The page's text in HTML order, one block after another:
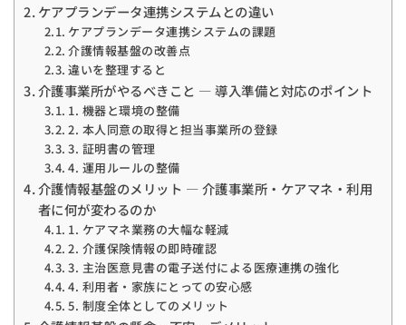
ケアプランデータ連携システムとの違い
ケアプランデータ連携システムの課題
介護情報基盤の改善点
違いを整理すると
介護事業所がやるべきこと ― 導入準備と対応のポイント
1. 機器と環境の整備
2. 本人同意の取得と担当事業所の登録
3. 証明書の管理
4. 運用ルールの整備
介護情報基盤のメリット ― 介護事業所・ケアマネ・利用
者に何が変わるのか
1. ケアマネ業務の大幅な軽減
2. 介護保険情報の即時確認
3. 主治医意見書の電子送付による医療連携の強化
4. 利用者・家族にとっての安心感
5. 制度全体としてのメリット